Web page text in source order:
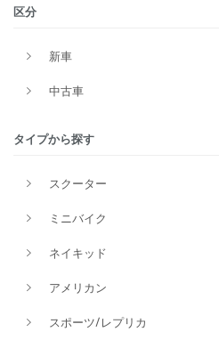
区分
新車
中古車
タイプから探す
スクーター
ミニバイク
ネイキッド
アメリカン
スポーツ/レプリカ
メーカー
価格